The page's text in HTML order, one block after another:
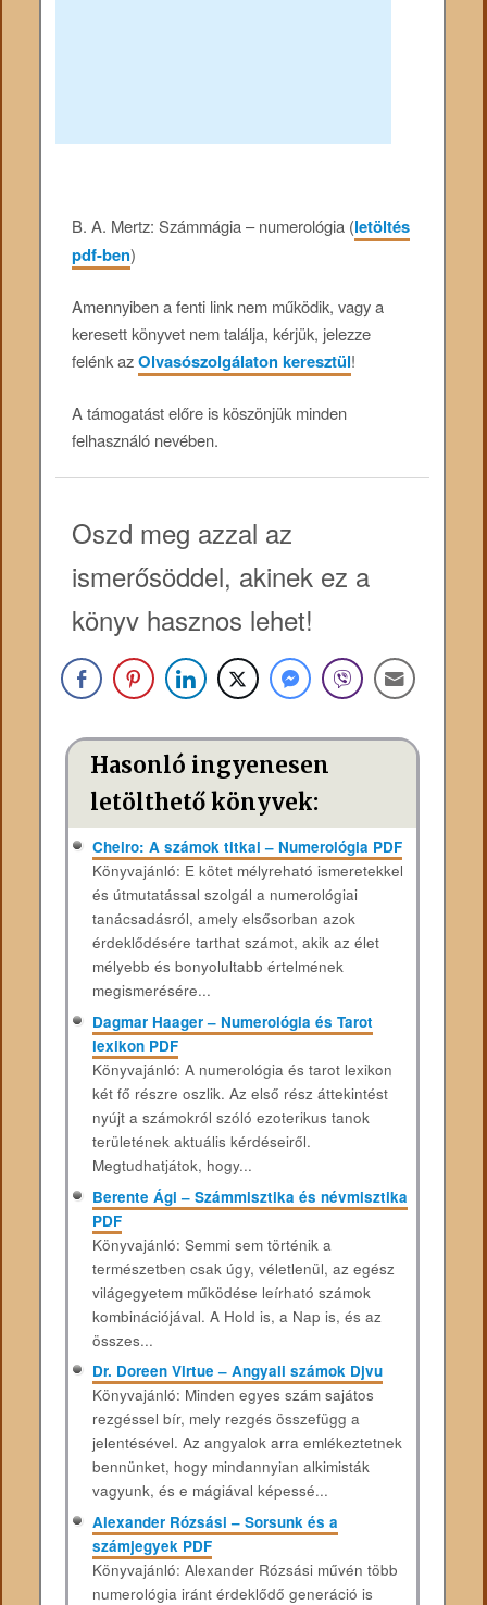
B. A. Mertz: Számmágia – numerológia (letöltés
pdf-ben)
Amennyiben a fenti link nem működik, vagy a
keresett könyvet nem találja, kérjük, jelezze
felénk azOlvasószolgálaton keresztül!
A támogatást előre is köszönjük minden
felhasználó nevében.
Oszd meg azzal az
ismerősöddel, akinek ez a
könyv hasznos lehet!
Hasonló ingyenesen
letölthető könyvek:
Cheiro: A számok titkai – Numerológia PDF
Könyvajánló: E kötet mélyreható ismeretekkel
és útmutatással szolgál a numerológiai
tanácsadásról, amely elsősorban azok
érdeklődésére tarthat számot, akik az élet
mélyebb és bonyolultabb értelmének
megismerésére...
Dagmar Haager – Numerológia és Tarot
lexikon PDF
Könyvajánló: A numerológia és tarot lexikon
két fő részre oszlik. Az első rész áttekintést
nyújt a számokról szóló ezoterikus tanok
területének aktuális kérdéseiről.
Megtudhatjátok, hogy...
Berente Ági – Számmisztika és névmisztika
PDF
Könyvajánló: Semmi sem történik a
természetben csak úgy, véletlenül, az egész
világegyetem működése leírható számok
kombinációjával. A Hold is, a Nap is, és az
összes...
Dr. Doreen Virtue – Angyali számok Djvu
Könyvajánló: Minden egyes szám sajátos
rezgéssel bír, mely rezgés összefügg a
jelentésével. Az angyalok arra emlékeztetnek
bennünket, hogy mindannyian alkimisták
vagyunk, és e mágiával képessé...
Alexander Rózsási – Sorsunk és a
számjegyek PDF
Könyvajánló: Alexander Rózsási művén több
numerológia iránt érdeklődő generáció is